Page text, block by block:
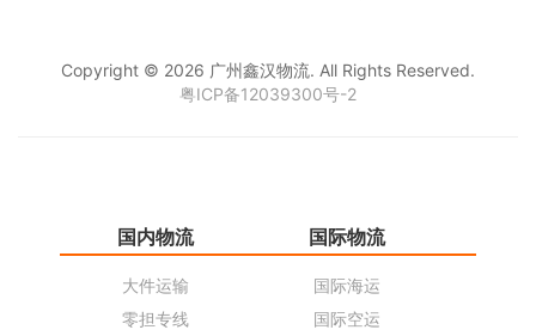
Copyright © 2026 广州鑫汉物流. All Rights Reserved.
粤ICP备12039300号-2
国内物流
大件运输
零担专线
国际物流
国际海运
国际空运